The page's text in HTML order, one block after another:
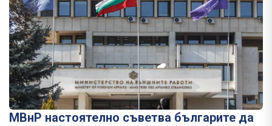
МВнР настоятелно съветва българите да